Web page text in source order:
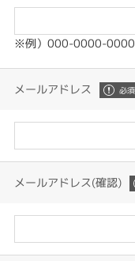
※例）000-0000-0000
メールアドレス
メールアドレス(確認)